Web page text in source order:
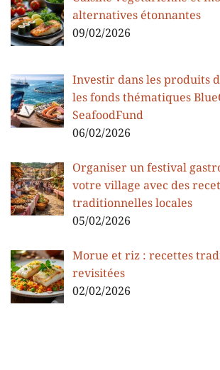
alternatives étonnantes
09/02/2026
Investir dans les produits
les fonds thématiques
SeafoodFund
06/02/2026
Organiser un festival
votre village avec des
traditionnelles locales
05/02/2026
Morue et riz : recettes
revisitées
02/02/2026